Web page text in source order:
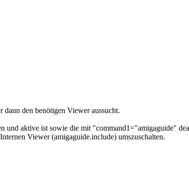
den benötigen Viewer aussucht.
aktive ist sowie die mit "command1="amigaguide"
Viewer (amigaguide.include) umszuschalten.